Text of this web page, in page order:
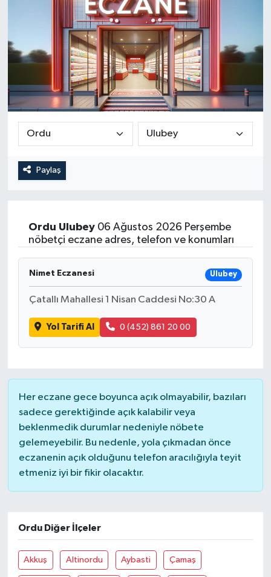
Paylaş
Ordu Ulubey06 Ağustos 2026 Perşembe
nöbetçi eczane adres, telefon ve konumları
Nimet Eczanesi Ulubey
Çatallı Mahallesi 1 Nisan Caddesi No:30 A
Yol Tarifi Al 0 (452) 861 20 00
Her eczane gece boyunca açık olmayabilir, bazıları
sadece gerektiğinde açık kalabilir veya
beklenmedik durumlar nedeniyle nöbete
gelemeyebilir. Bu nedenle, yola çıkmadan önce
eczanenin açık olduğunu telefon aracılığıyla teyit
etmeniz iyi bir fikir olacaktır.
Ordu Diğer İlçeler
Akkuş Altinordu Aybasti Çamaş